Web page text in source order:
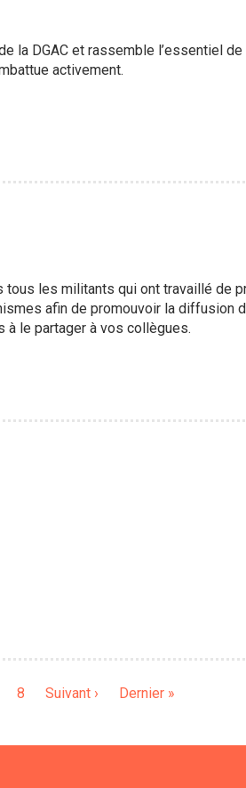
la DGAC et rassemble l’essentiel
activement.
les militants qui ont travaillé de
afin de promouvoir la diffusion
à le partager à vos collègues.
Page
8
Page
Suivant ›
Dernière
Dernier »